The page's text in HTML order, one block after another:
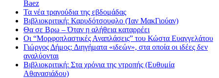
Baez
Τα νέα τραγούδια της εβδομάδας
Βιβλιοκριτική: Καρυδότσουφλο (Ίαν ΜακΓιούαν)
Θα σε Βρω – Όταν η αλήθεια καταρρέει
Οι “Μορφοπλαστικές Αναπλάσεις” του Κώστα Ευαγγελάτου
Γιώργος Δήμος: Διηγήματα «ιδεών», στα οποία οι ιδέες δεν
αναλύονται
Βιβλιοκριτική: Στα χρόνια της ντροπής (Ευθυμία
Αθανασιάδου)